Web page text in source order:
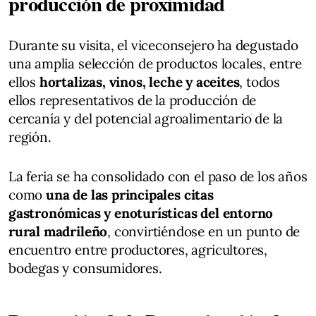
Durante su visita, el viceconsejero ha degustado
una amplia selección de productos locales, entre
ellos hortalizas, vinos, leche y aceites, todos
ellos representativos de la producción de
cercanía y del potencial agroalimentario de la
región.
La feria se ha consolidado con el paso de los años
comouna de las principales citas
gastronómicas y enoturísticas del entorno
rural madrileño, convirtiéndose en un punto de
encuentro entre productores, agricultores,
bodegas y consumidores.